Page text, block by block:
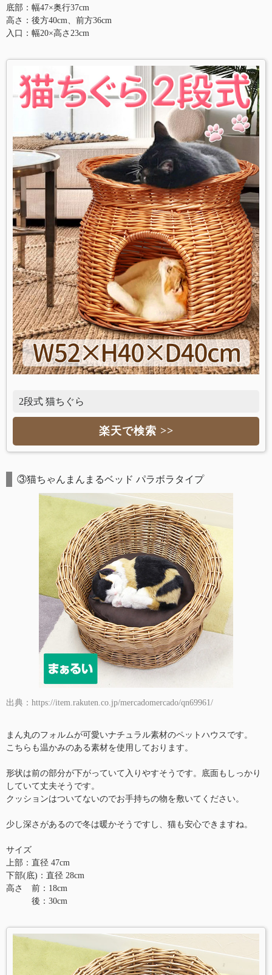
底部：幅47×奥行37cm
高さ：後方40cm、前方36cm
入口：幅20×高さ23cm
2段式 猫ちぐら
楽天で検索 >>
③猫ちゃんまんまるベッド パラボラタイプ
出典：https://item.rakuten.co.jp/mercadomercado/qn69961/
まん丸のフォルムが可愛いナチュラル素材のペットハウスです。
こちらも温かみのある素材を使用しております。
形状は前の部分が下がっていて入りやすそうです。底面もしっかり
していて丈夫そうです。
クッションはついてないのでお手持ちの物を敷いてください。
少し深さがあるので冬は暖かそうですし、猫も安心できますね。
サイズ
上部：直径 47cm
下部(底)：直径 28cm
高さ 前：18cm
後：30cm